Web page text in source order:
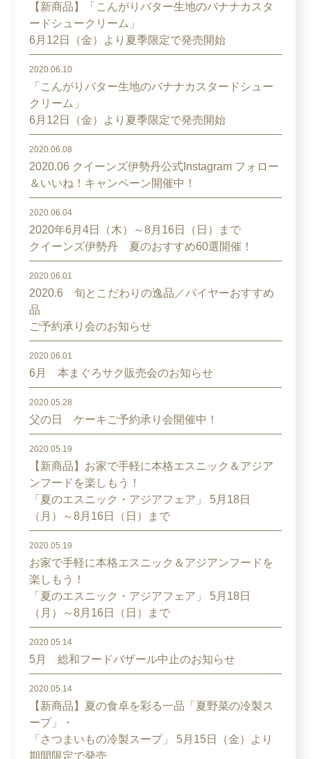
【新商品】「こんがりバター生地のバナナカスタ
ードシュークリーム」
6月12日（金）より夏季限定で発売開始
2020.06.10
「こんがりバター生地のバナナカスタードシュー
クリーム」
6月12日（金）より夏季限定で発売開始
2020.06.08
2020.06 クイーンズ伊勢丹公式Instagram フォロー
＆いいね！キャンペーン開催中！
2020.06.04
2020年6月4日（木）～8月16日（日）まで
クイーンズ伊勢丹 夏のおすすめ60選開催！
2020.06.01
2020.6 旬とこだわりの逸品／バイヤーおすすめ
品
ご予約承り会のお知らせ
2020.06.01
6月 本まぐろサク販売会のお知らせ
2020.05.28
父の日 ケーキご予約承り会開催中！
2020.05.19
【新商品】お家で手軽に本格エスニック＆アジア
ンフードを楽しもう！
「夏のエスニック・アジアフェア」 5月18日
（月）～8月16日（日）まで
2020.05.19
お家で手軽に本格エスニック＆アジアンフードを
楽しもう！
「夏のエスニック・アジアフェア」 5月18日
（月）～8月16日（日）まで
2020.05.14
5月 総和フードバザール中止のお知らせ
2020.05.14
【新商品】夏の食卓を彩る一品「夏野菜の冷製ス
ープ」・
「さつまいもの冷製スープ」 5月15日（金）より
期間限定で発売